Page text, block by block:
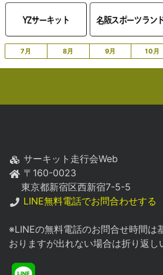
7月 8月 9月 10月
サーキット走行会Web
〒160-0023
東京都新宿区西新宿7-5-5
LINE無料電話でお問合わせする
※LINEの無料電話のお問合せ時間は
おりますが出れない場合は折り返し